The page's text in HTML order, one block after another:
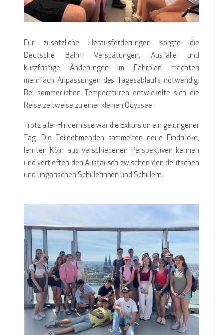
Für zusätzliche Herausforderungen sorgte die
Deutsche Bahn. Verspätungen, Ausfälle und
kurzfristige Änderungen im Fahrplan machten
mehrfach Anpassungen des Tagesablaufs notwendig.
Bei sommerlichen Temperaturen entwickelte sich die
Reise zeitweise zu einer kleinen Odyssee.
Trotz aller Hindernisse war die Exkursion ein gelungener
Tag. Die Teilnehmenden sammelten neue Eindrücke,
lernten Köln aus verschiedenen Perspektiven kennen
und vertieften den Austausch zwischen den deutschen
und ungarischen Schülerinnen und Schülern.